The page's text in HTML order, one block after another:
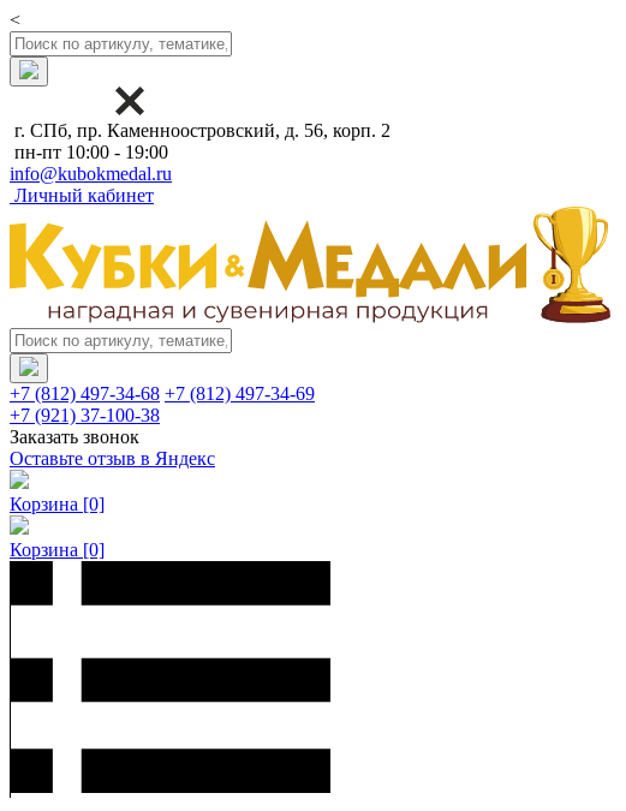
<
г. СПб, пр. Каменноостровский, д. 56, корп. 2
пн-пт 10:00 - 19:00
info@kubokmedal.ru
Личный кабинет
+7 (812) 497-34-68 +7 (812) 497-34-69
+7 (921) 37-100-38
Заказать звонок
Оставьте отзыв в Яндекс
Корзина [0]
Корзина [0]